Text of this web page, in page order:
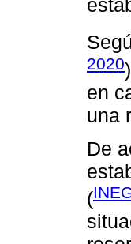
2020
en
una
De
(